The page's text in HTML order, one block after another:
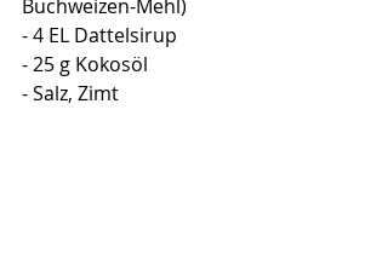
Buchweizen-Mehl)
- 4 EL Dattelsirup
- 25 g Kokosöl
- Salz, Zimt